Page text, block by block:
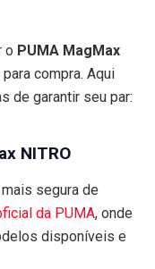
o PUMA MagMax
compra. Aqui
de garantir seu par:
NITRO
segura de
da PUMA, onde
disponíveis e